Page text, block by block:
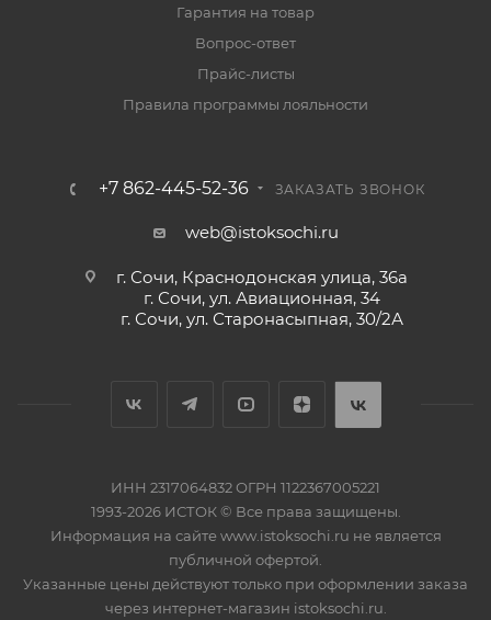
Гарантия на товар
Вопрос-ответ
Прайс-листы
Правила программы лояльности
+7 862-445-52-36 ЗАКАЗАТЬ ЗВОНОК
web@istoksochi.ru
г. Сочи, Краснодонская улица, 36а
г. Сочи, ул. Авиационная, 34
г. Сочи, ул. Старонасыпная, 30/2А
ИНН 2317064832 ОГРН 1122367005221
1993-2026 ИСТОК © Все права защищены.
Информация на сайте www.istoksochi.ru не является
публичной офертой.
Указанные цены действуют только при оформлении заказа
через интернет-магазин istoksochi.ru.